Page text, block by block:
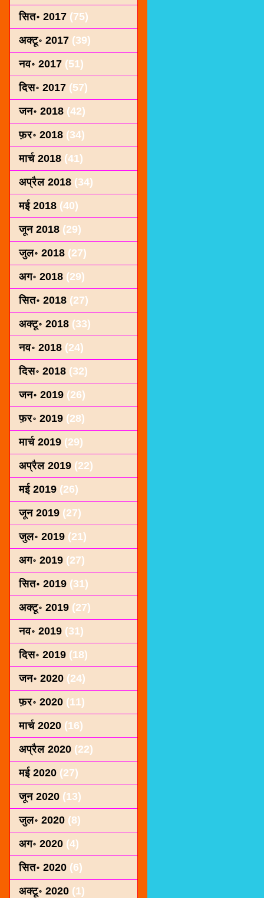
सित॰ 2017 (75)
अक्टू॰ 2017 (39)
नव॰ 2017 (51)
दिस॰ 2017 (57)
जन॰ 2018 (42)
फ़र॰ 2018 (34)
मार्च 2018 (41)
अप्रैल 2018 (34)
मई 2018 (40)
जून 2018 (29)
जुल॰ 2018 (27)
अग॰ 2018 (29)
सित॰ 2018 (27)
अक्टू॰ 2018 (33)
नव॰ 2018 (24)
दिस॰ 2018 (32)
जन॰ 2019 (26)
फ़र॰ 2019 (28)
मार्च 2019 (29)
अप्रैल 2019 (22)
मई 2019 (26)
जून 2019 (27)
जुल॰ 2019 (21)
अग॰ 2019 (27)
सित॰ 2019 (31)
अक्टू॰ 2019 (27)
नव॰ 2019 (31)
दिस॰ 2019 (18)
जन॰ 2020 (24)
फ़र॰ 2020 (11)
मार्च 2020 (16)
अप्रैल 2020 (22)
मई 2020 (27)
जून 2020 (13)
जुल॰ 2020 (8)
अग॰ 2020 (4)
सित॰ 2020 (6)
अक्टू॰ 2020 (1)